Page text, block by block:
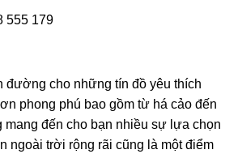
555 179
đường cho những tín đồ yêu thích
phong phú bao gồm từ há cảo đến
mang đến cho bạn nhiều sự lựa chọn
ngoài trời rộng rãi cũng là một điểm